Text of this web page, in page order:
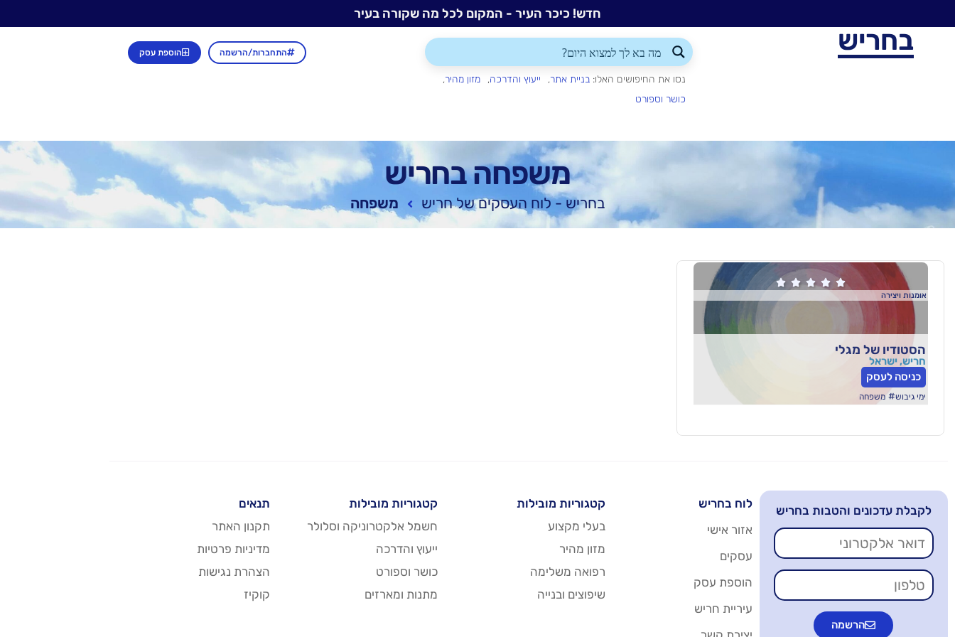
חדש! כיכר העיר - המקום לכל מה שקורה בעיר
בחריש
נסו את החיפושים האלו: בניית אתר ייעוץ והדרכה
מזון מהיר
כושר וספורט
התחברות/הרשמה הוספת עסק
משפחה בחריש
בחריש - לוח העסקים של חריש משפחה





אומנות ויצירה
הסטודיו של מגלי
חריש, ישראל
כניסה לעסק
ימי גיבוש# משפחה
לקבלת עדכונים והטבות בחריש
הרשמה
לוח בחריש
אזור אישי
עסקים
הוספת עסק
עיריית חריש
קטגוריות מובילות
בעלי מקצוע
מזון מהיר
רפואה משלימה
שיפוצים ובנייה
קטגוריות מובילות
חשמל אלקטרוניקה וסלולר
ייעוץ והדרכה
כושר וספורט
מתנות ומארזים
תנאים
תקנון האתר
מדיניות פרטיות
הצהרת נגישות
קוקיז